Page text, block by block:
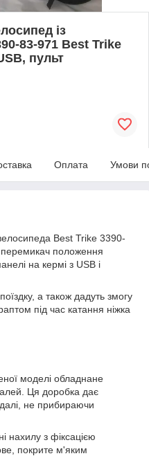
із
83-971 Best Trike
пульт
Оплата Умови
Best Trike 3390-
положення
на кермі з USB і
а також дадуть змогу
під час катання ніжка
моделі обладнане
Ця доробка дає
не прибираючи
нахилу з фіксацією
покрите м'яким